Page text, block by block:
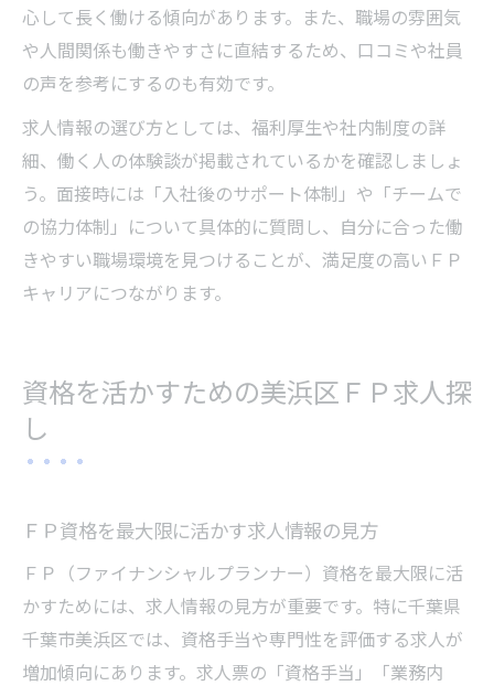
心して長く働ける傾向があります。また、職場の雰囲気
や人間関係も働きやすさに直結するため、口コミや社員
の声を参考にするのも有効です。
求人情報の選び方としては、福利厚生や社内制度の詳
細、働く人の体験談が掲載されているかを確認しましょ
う。面接時には「入社後のサポート体制」や「チームで
の協力体制」について具体的に質問し、自分に合った働
きやすい職場環境を見つけることが、満足度の高いＦＰ
キャリアにつながります。
資格を活かすための美浜区ＦＰ求人探
し
ＦＰ資格を最大限に活かす求人情報の見方
ＦＰ（ファイナンシャルプランナー）資格を最大限に活
かすためには、求人情報の見方が重要です。特に千葉県
千葉市美浜区では、資格手当や専門性を評価する求人が
増加傾向にあります。求人票の「資格手当」「業務内